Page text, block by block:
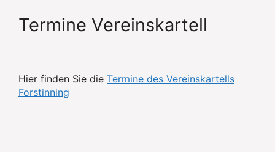
Termine Vereinskartell
Hier finden Sie die Termine des Vereinskartells
Forstinning